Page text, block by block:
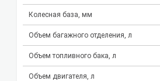
Колесная база, мм
Объем багажного отделения, л
Объем топливного бака, л
Объем двигателя, л